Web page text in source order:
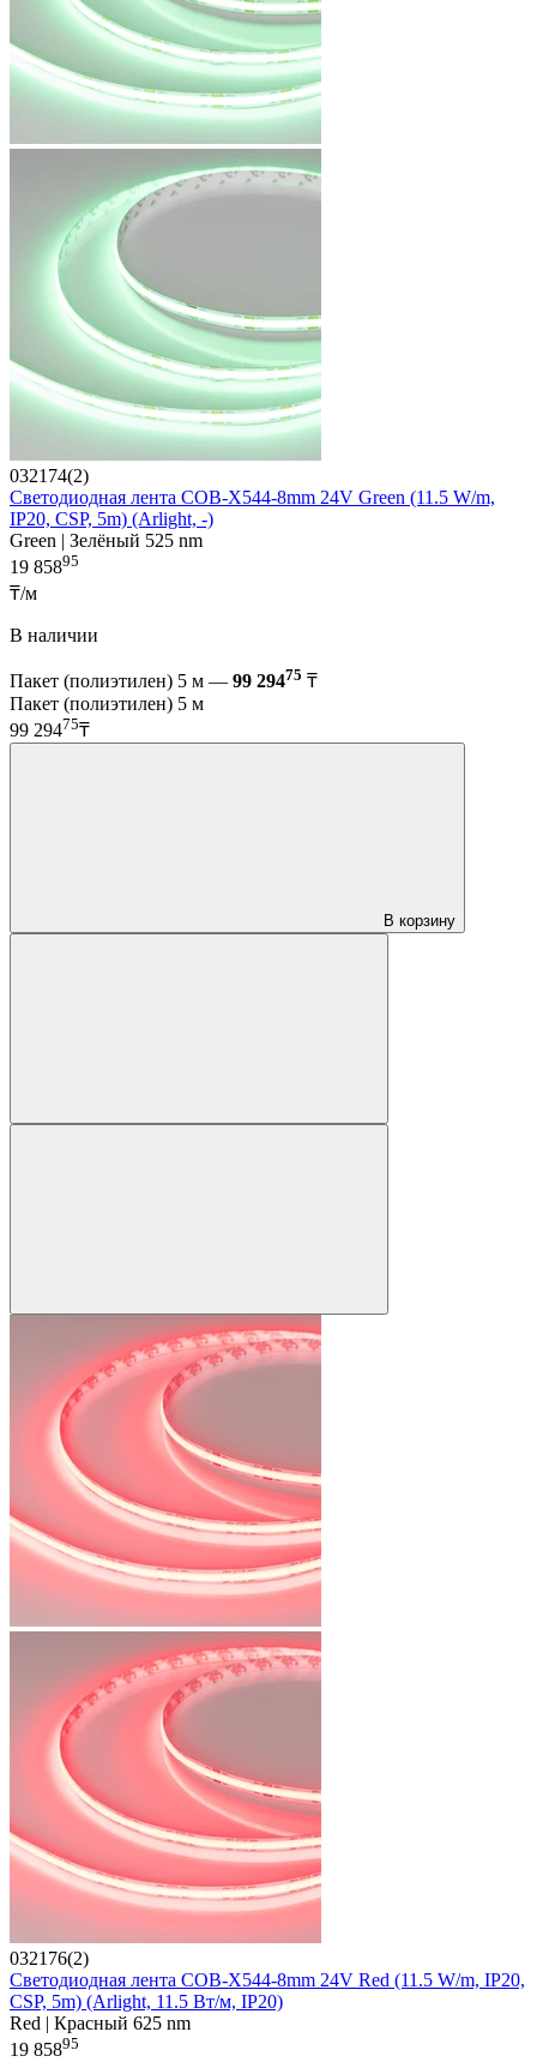
032174(2)
Светодиодная лента COB-X544-8mm 24V Green (11.5 W/m,
IP20, CSP, 5m) (Arlight, -)
Green | Зелёный 525 nm
19 85895
₸/м
В наличии
Пакет (полиэтилен) 5 м — 99 29475 ₸
Пакет (полиэтилен) 5 м
99 29475₸
В корзину
032176(2)
Светодиодная лента COB-X544-8mm 24V Red (11.5 W/m, IP20,
CSP, 5m) (Arlight, 11.5 Вт/м, IP20)
Red | Красный 625 nm
19 85895